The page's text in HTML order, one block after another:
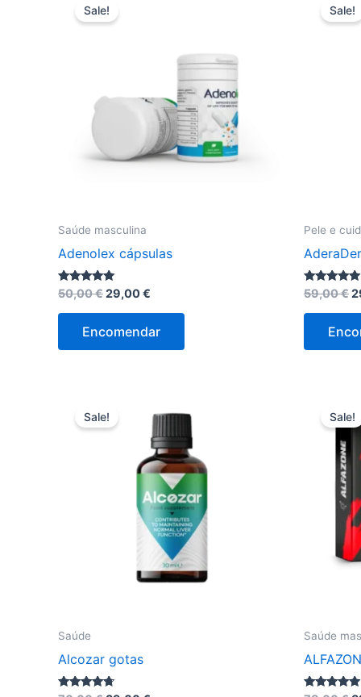
Sale!
Saúde masculina
Adenolex cápsulas
Avaliação
4.75
de 5
50,00€O
era:
50,00 €.
29,00€
é:
29,00 €.
Encomendar
Sale!
Pele e
Avaliação
4.83
de 5
59,00€O
Sale!
Saúde
Alcozar gotas
Sale!
Saúde